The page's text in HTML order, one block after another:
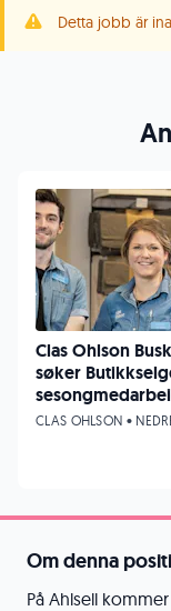
Detta jobb är
Om denna
På Ahlsell
Clas Ohlson
søker
CLAS OHLSON •